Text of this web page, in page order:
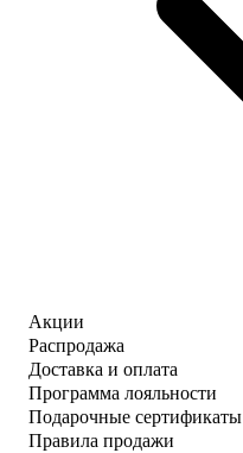
Акции
Распродажа
Доставка и оплата
Программа лояльности
Подарочные сертификаты
Правила продажи